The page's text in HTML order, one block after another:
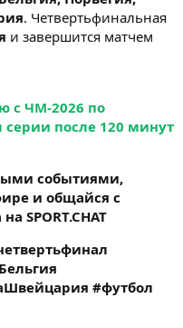
. Четвертьфинальная
и завершится матчем
с ЧМ-2026 по
серии после 120 минут
событиями,
и общайся с
SPORT.CHAT
#футбол